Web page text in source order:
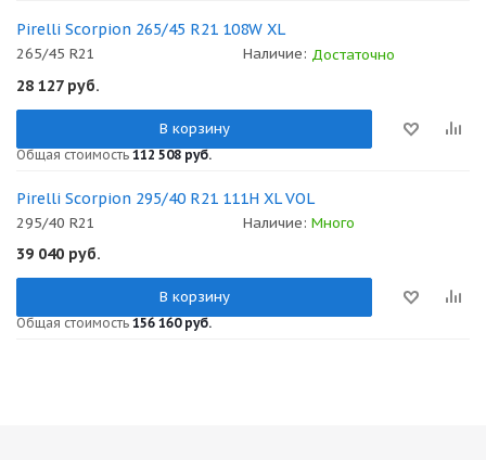
Pirelli Scorpion 265/45 R21 108W XL
265/45 R21 Наличие: Достаточно
28 127руб.
В корзину
Общая стоимость112 508 руб.
Pirelli Scorpion 295/40 R21 111H XL VOL
295/40 R21 Наличие: Много
39 040 руб.
В корзину
Общая стоимость156 160 руб.